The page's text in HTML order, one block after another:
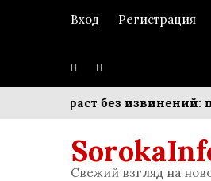
Вход Регистрация
Возраст без извинений:
Свежий взгляд на